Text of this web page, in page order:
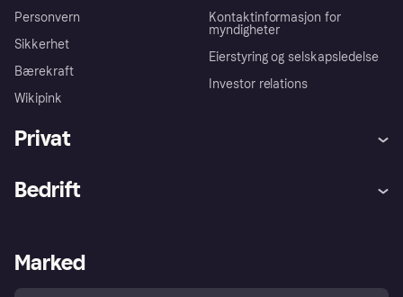
Personvern
Sikkerhet
Bærekraft
Wikipink
Kontaktinformasjon for
myndigheter
Eierstyring og selskapsledelse
Investor relations
Privat
Utforsk butikker
Bedrift
Merchant portal
Marked